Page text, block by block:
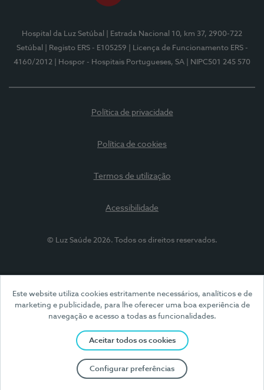
Este website utiliza cookies estritamente necessários, analíticos e de
marketing e publicidade, para lhe oferecer uma boa experiência de
navegação e acesso a todas as funcionalidades.
Aceitar todos os cookies
Configurar preferências
Hospital da Luz Setúbal
| Estrada Nacional 10, km 37, 2900-722
Setúbal
| Registo ERS - E105259
| Licença de Funcionamento ERS -
4160/2012
| Hospor - Hospitais Portugueses, SA | NIPC501 245 570
Política de privacidade
Política de cookies
Termos de utilização
Acessibilidade
© Luz Saúde 2026. Todos os direitos reservados.